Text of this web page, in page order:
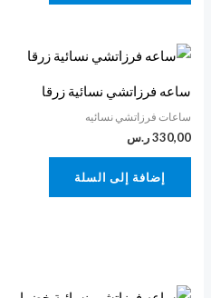
ساعه فرزاتشي نسائية زرقا
ساعات فرزاتشي نسائيه
330,00 ر.س
إضافة إلى السلة